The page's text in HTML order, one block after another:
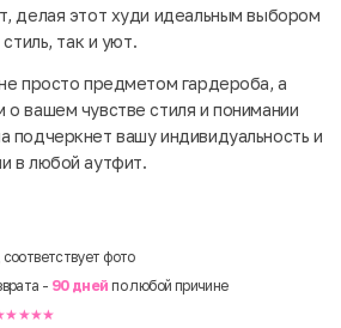
делая этот худи идеальным выбором
так и уют.
просто предметом гардероба, а
вашем чувстве стиля и понимании
подчеркнет вашу индивидуальность и
в любой аутфит.
фото
- 90 дней по любой причине